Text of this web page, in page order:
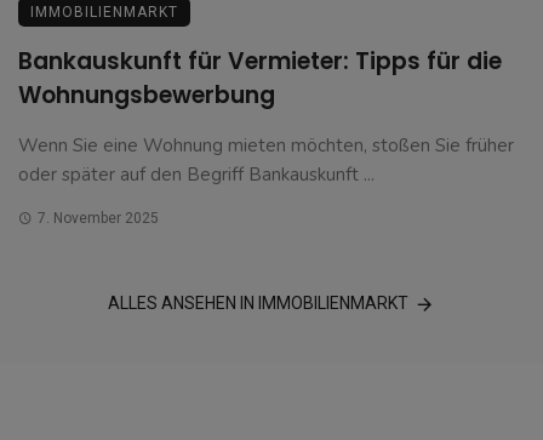
IMMOBILIENMARKT
Bankauskunft für Vermieter: Tipps für die
Wohnungsbewerbung
Wenn Sie eine Wohnung mieten möchten, stoßen Sie früher
oder später auf den Begriff Bankauskunft ...
7. November 2025
ALLES ANSEHEN IN IMMOBILIENMARKT